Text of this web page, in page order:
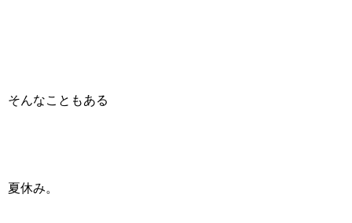
そんなこともある
夏休み。